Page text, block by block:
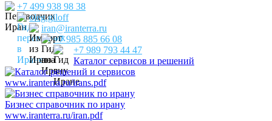
+7 499 938 98 38
oleg.giloff
iran@iranterra.ru
+7 985 885 66 08
+7 989 793 44 47
Каталог сервисов и решений
www.iranterra.ru/irans.pdf
Бизнес справочник по ирану
www.iranterra.ru/iran.pdf